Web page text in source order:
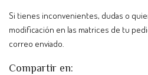
Si tienes inconvenientes, dudas o
modificación en las matrices de tu
correo enviado.
Compartir en: